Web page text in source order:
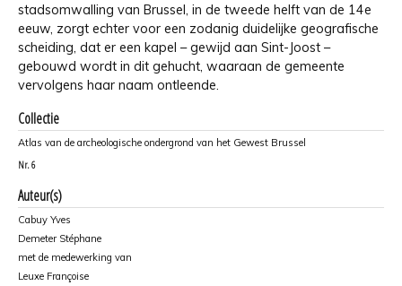
stadsomwalling van Brussel, in de tweede helft van de 14e
eeuw, zorgt echter voor een zodanig duidelijke geografische
scheiding, dat er een kapel – gewijd aan Sint-Joost –
gebouwd wordt in dit gehucht, waaraan de gemeente
vervolgens haar naam ontleende.
Collectie
Atlas van de archeologische ondergrond van het Gewest Brussel
Nr. 6
Auteur(s)
Cabuy Yves
Demeter Stéphane
met de medewerking van
Leuxe Françoise